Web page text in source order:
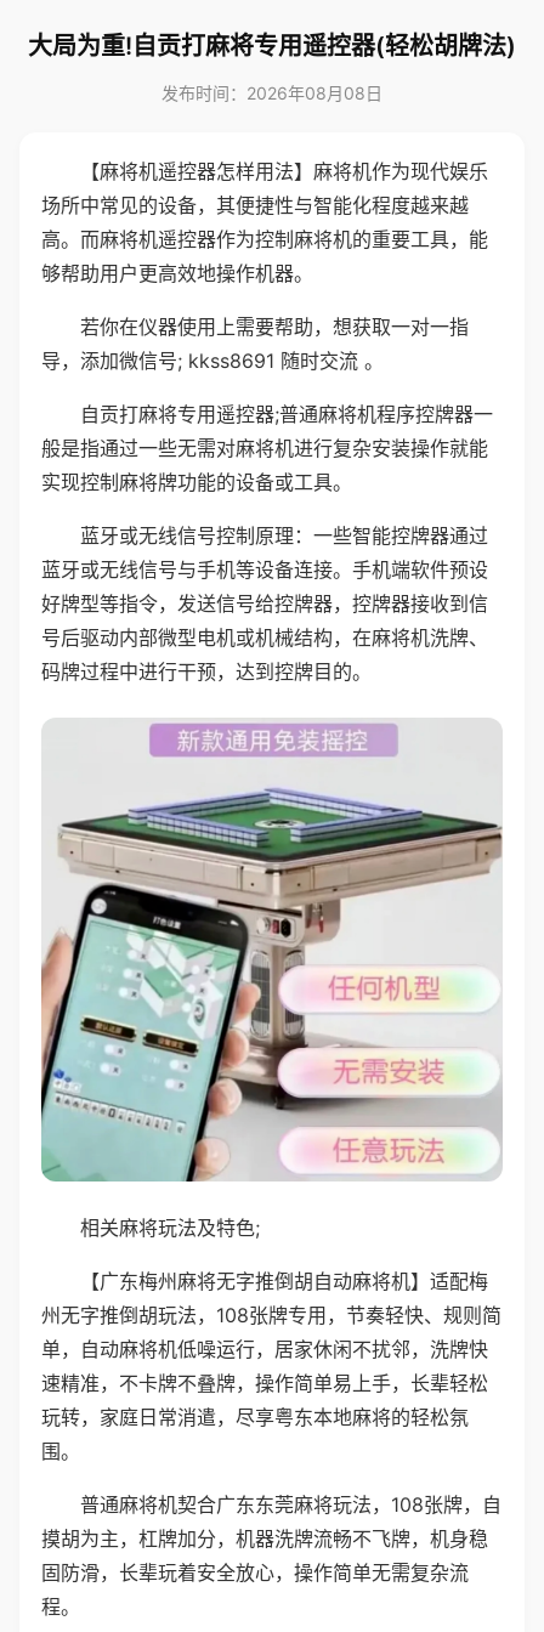
大局为重!自贡打麻将专用遥控器(轻松胡牌法)
发布时间：2026年08月08日
【麻将机遥控器怎样用法】麻将机作为现代娱乐
场所中常见的设备，其便捷性与智能化程度越来越
高。而麻将机遥控器作为控制麻将机的重要工具，能
够帮助用户更高效地操作机器。
若你在仪器使用上需要帮助，想获取一对一指
导，添加微信号; kkss8691 随时交流 。
自贡打麻将专用遥控器;普通麻将机程序控牌器一
般是指通过一些无需对麻将机进行复杂安装操作就能
实现控制麻将牌功能的设备或工具。
蓝牙或无线信号控制原理：一些智能控牌器通过
蓝牙或无线信号与手机等设备连接。手机端软件预设
好牌型等指令，发送信号给控牌器，控牌器接收到信
号后驱动内部微型电机或机械结构，在麻将机洗牌、
码牌过程中进行干预，达到控牌目的。
相关麻将玩法及特色;
【广东梅州麻将无字推倒胡自动麻将机】适配梅
州无字推倒胡玩法，108张牌专用，节奏轻快、规则简
单，自动麻将机低噪运行，居家休闲不扰邻，洗牌快
速精准，不卡牌不叠牌，操作简单易上手，长辈轻松
玩转，家庭日常消遣，尽享粤东本地麻将的轻松氛
围。
普通麻将机契合广东东莞麻将玩法，108张牌，自
摸胡为主，杠牌加分，机器洗牌流畅不飞牌，机身稳
固防滑，长辈玩着安全放心，操作简单无需复杂流
程。